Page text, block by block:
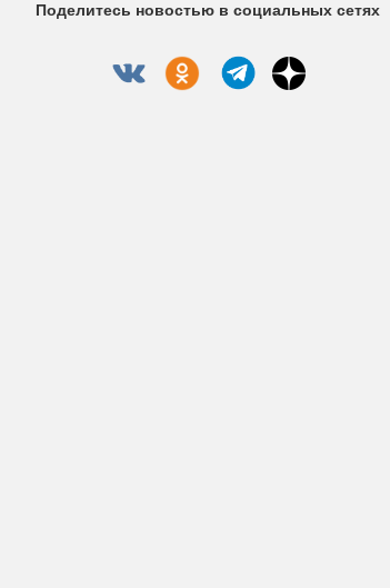
Поделитесь новостью в социальных сетях